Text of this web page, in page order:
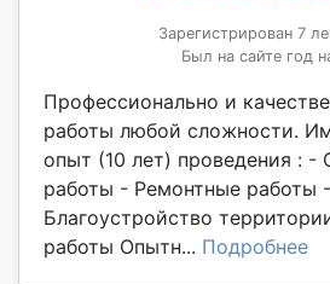
Зарегистрирован 7
Был на сайте год
Профессионально и
работы любой сложности.
опыт (10 лет) проведения : -
работы - Ремонтные работы -
Благоустройство
работы Опытн... Подробнее